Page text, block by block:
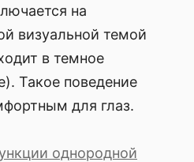
на
визуальной темой
в темное
Такое поведение
для глаз.
однородной